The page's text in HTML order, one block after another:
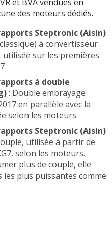
des moteurs dédiés.
Steptronic (Aisin)
à convertisseur
sur les premières
à double
: Double embrayage
en parallèle avec la
selon les moteurs
Steptronic (Aisin)
utilisée à partir de
selon les moteurs.
plus de couple, elle
plus puissantes comme